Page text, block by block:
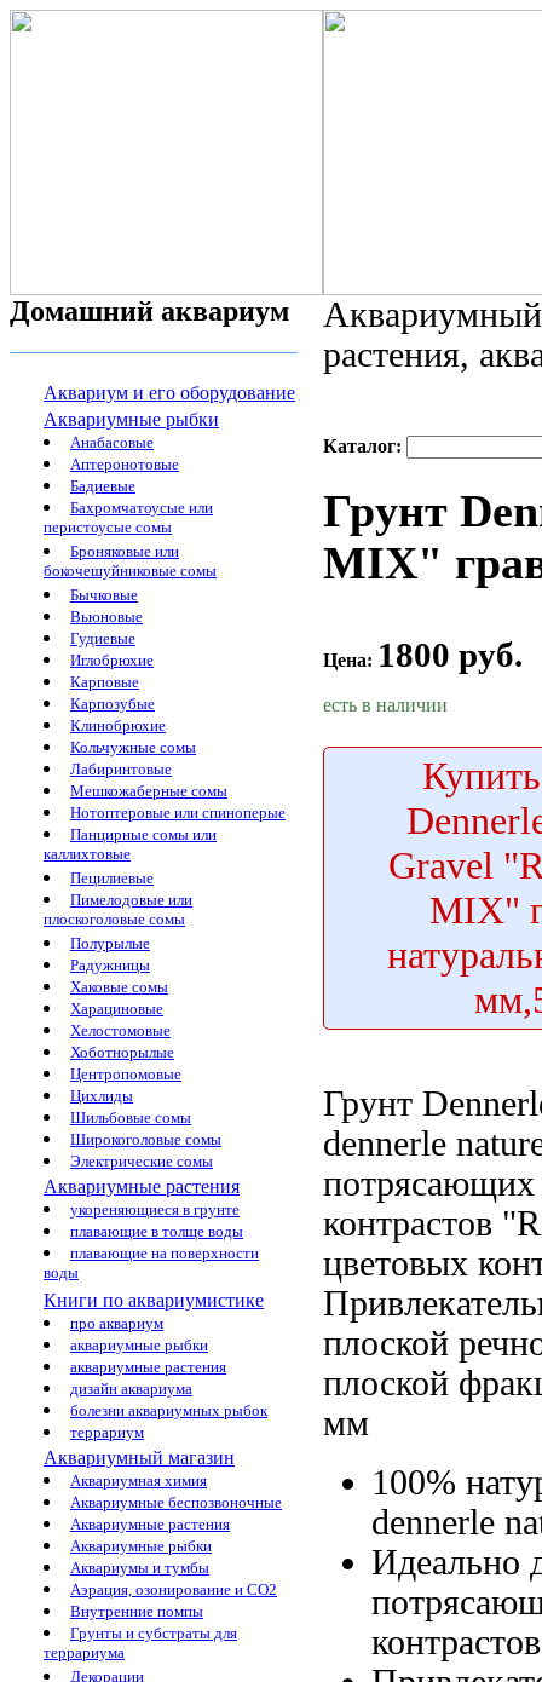
Домашний аквариум
Аквариум и его оборудование
Аквариумные рыбки
Анабасовые
Аптеронотовые
Бадиевые
Бахромчатоусые или
перистоусые сомы
Броняковые или
бокочешуйниковые сомы
Бычковые
Вьюновые
Гудиевые
Иглобрюхие
Карповые
Карпозубые
Клинобрюхие
Кольчужные сомы
Лабиринтовые
Мешкожаберные сомы
Нотоптеровые или спиноперые
Панцирные сомы или
каллихтовые
Пецилиевые
Пимелодовые или
плоскоголовые сомы
Полурылые
Радужницы
Хаковые сомы
Харациновые
Хелостомовые
Хоботнорылые
Центропомовые
Цихлиды
Шильбовые сомы
Широкоголовые сомы
Электрические сомы
Аквариумные растения
укореняющиеся в грунте
плавающие в толще воды
плавающие на поверхности
воды
Книги по аквариумистике
про аквариум
аквариумные рыбки
аквариумные растения
дизайн аквариума
болезни аквариумных рыбок
террариум
Аквариумный магазин
Аквариумная химия
Аквариумные беспозвоночные
Аквариумные растения
Аквариумные рыбки
Аквариумы и тумбы
Аэрация, озонирование и CO2
Внутренние помпы
Грунты и субстраты для
террариума
Декорации
растения,
Каталог:
Грунт
MIX"
Цена: 1800 руб.
есть в наличии
Купить
Gravel
MIX"
Грунт
dennerle
потрясающих
контрастов
цветовых
плоской
плоской
мм
100%
dennerle
Идеально